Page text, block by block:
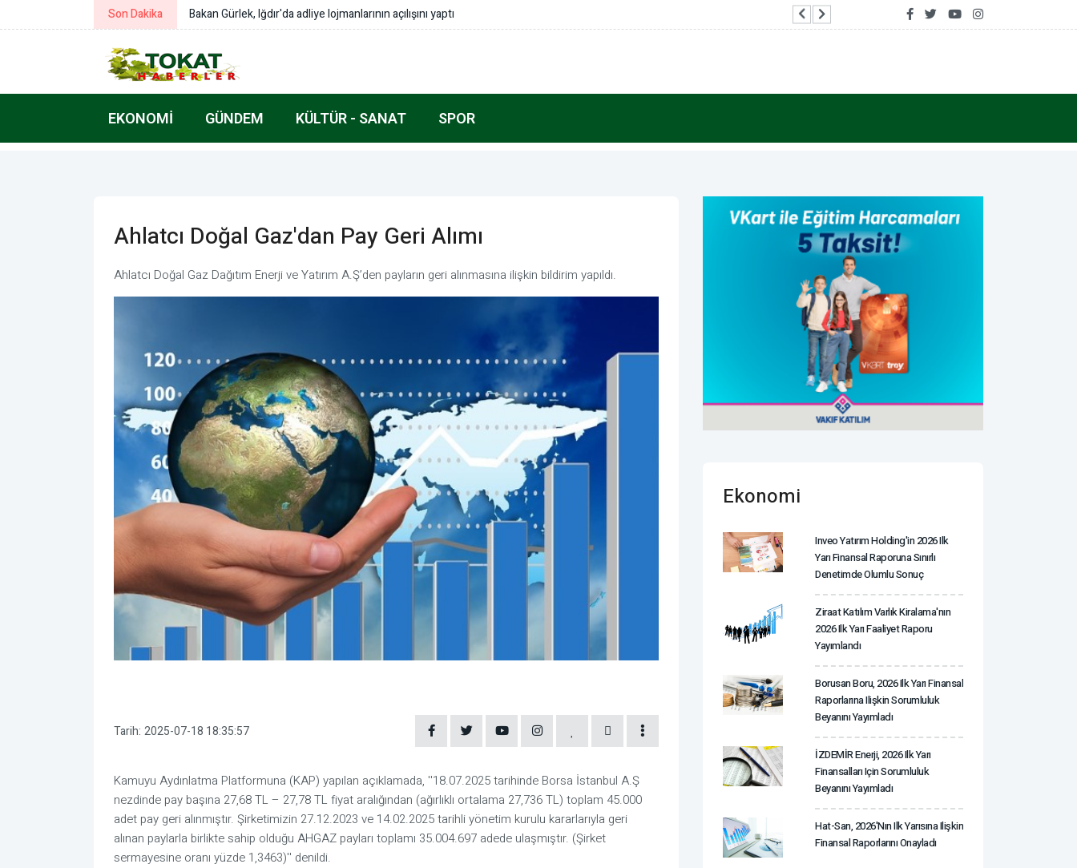
Son Dakika Bakan Çiftçi: Türkeli’nin gönlümüzde müstesna bir yeri var Bodrum Belediyesi'nin ilk emekli kafesi
EKONOMI GÜNDEM KÜLTÜR - SANAT SPOR
Ahlatcı Doğal Gaz'dan Pay Geri Alımı
Ahlatcı Doğal Gaz Dağıtım Enerji ve Yatırım A.Ş’den payların geri alınmasına ilişkin bildirim yapıldı.
Tarih: 2025-07-18 18:35:57
Kamuyu Aydınlatma Platformuna (KAP) yapılan açıklamada, ''18.07.2025 tarihinde Borsa İstanbul A.Ş
nezdinde pay başına 27,68 TL – 27,78 TL fiyat aralığından (ağırlıklı ortalama 27,736 TL) toplam 45.000
adet pay geri alınmıştır. Şirketimizin 27.12.2023 ve 14.02.2025 tarihli yönetim kurulu kararlarıyla geri
alınan paylarla birlikte sahip olduğu AHGAZ payları toplamı 35.004.697 adede ulaşmıştır. (Şirket
sermayesine oranı yüzde 1,3463)'' denildi.
Ekonomi
Inveo Yatırım Holding'in 2026 Ilk
Yarı Finansal Raporuna Sınırlı
Denetimde Olumlu Sonuç
Ziraat Katılım Varlık Kiralama'nın
2026 Ilk Yarı Faaliyet Raporu
Yayımlandı
Borusan Boru, 2026 Ilk Yarı Finansal
Raporlarına Ilişkin Sorumluluk
Beyanını Yayımladı
İZDEMİR Enerji, 2026 Ilk Yarı
Finansalları Için Sorumluluk
Beyanını Yayımladı
Hat-San, 2026'nın Ilk Yarısına Ilişkin
Finansal Raporlarını Onayladı